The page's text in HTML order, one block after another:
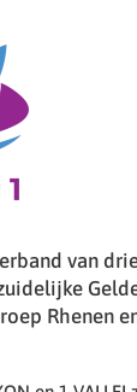
van
Rhenen